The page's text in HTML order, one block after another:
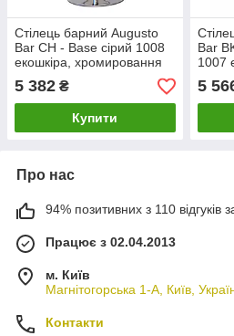
Стілець барний Augusto
Bar CH - Base сірий 1008
екошкіра, хромировання
база з регулюванням
висоти сидіння
5 382 ₴
Купити
Bar
1007
з
5
Про нас
94% позитивних з 110 відгуків
Працює з 02.04.2013
м. Київ
Магнітогорська 1-А, Київ,
Контакти